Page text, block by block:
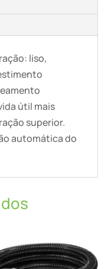
liso,
útil mais
superior.
automática do